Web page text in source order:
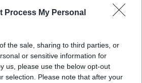
Process My Personal
the sale, sharing to third parties, or
or sensitive information for
us, please use the below opt-out
selection. Please note that after your
a ritka kincsből – de kié